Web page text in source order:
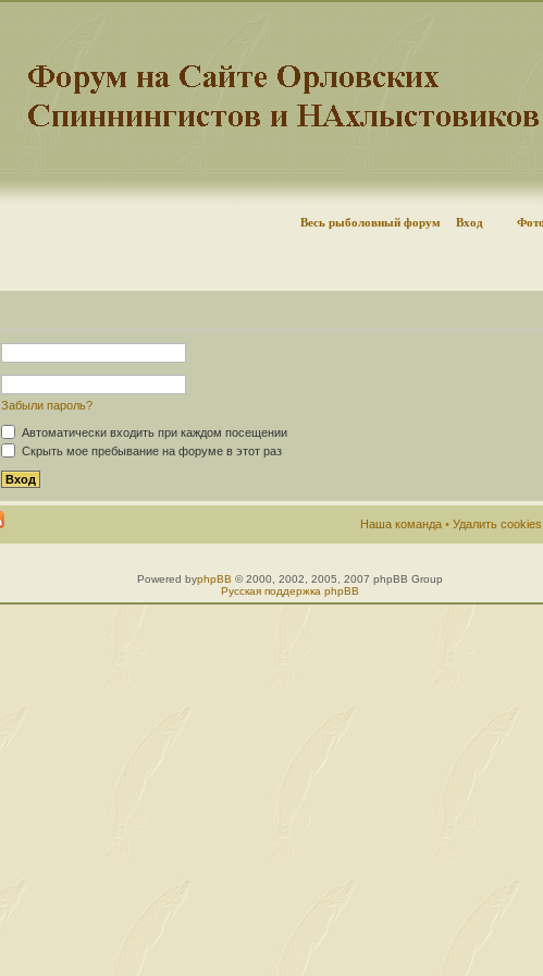
Весь рыболовный форум Вход
Забыли пароль?
Автоматически входить при каждом посещении
Скрыть мое пребывание на форуме в этот раз
Наша команда • Удалить
Powered byphpBB © 2000, 2002, 2005, 2007 phpBB Group
Русская поддержка phpBB